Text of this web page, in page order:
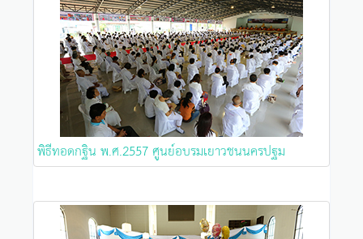
พิธีทอดกฐิน พ.ศ.2557 ศูนย์อบรมเยาวชนนครปฐม